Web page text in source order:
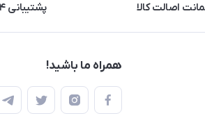
اصالت کالا پشتیبانی ۲۴ ساعته
همراه ما باشید!